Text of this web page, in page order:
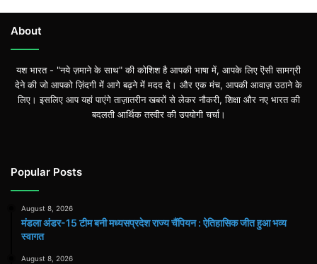
About
यश भारत - "नये ज़माने के साथ" की कोशिश है आपकी भाषा में, आपके लिए ऎसी सामग्री
देने की जो आपको ज़िंदगी में आगे बढ़ने में मदद दे। और एक मंच, आपकी आवाज़ उठाने के
लिए। इसलिए आप यहां पाएंगे ताज़ातरीन खबरों से लेकर नौकरी, शिक्षा और नए भारत की
बदलती आर्थिक तस्वीर की उपयोगी चर्चा।
Popular Posts
August 8, 2026
मंडला अंडर-15 टीम बनी मध्यसप्रदेश राज्य चैंपियन : ऐतिहासिक जीत हुआ भव्य
स्वागत
August 8, 2026